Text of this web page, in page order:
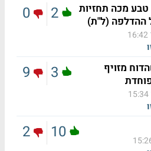
מכה תחזיות
ההדלפה (ל"ת)
2
0
מזויף
3
9
10
2